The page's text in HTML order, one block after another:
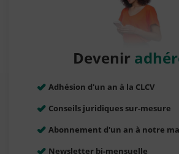
Devenir
Adhésion d'un an à la CLCV
Conseils juridiques sur-mesure
Abonnement d'un an à notre
Newsletter bi-mensuelle